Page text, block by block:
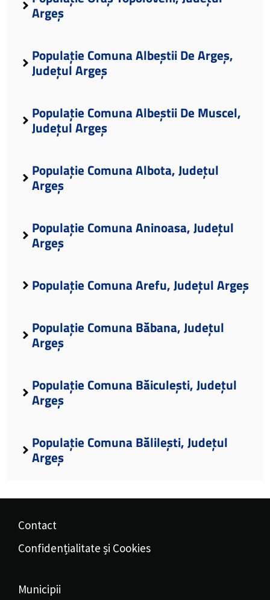
Argeș
Populație Comuna Albeștii De Argeș,
Județul Argeș
Populație Comuna Albeștii De Muscel,
Județul Argeș
Populație Comuna Albota, Județul
Argeș
Populație Comuna Aninoasa, Județul
Argeș
Populație Comuna Arefu, Județul Argeș
Populație Comuna Băbana, Județul
Argeș
Populație Comuna Băiculești, Județul
Argeș
Populație Comuna Bălilești, Județul
Argeș
Contact
Confidențialitate și Cookies
Municipii